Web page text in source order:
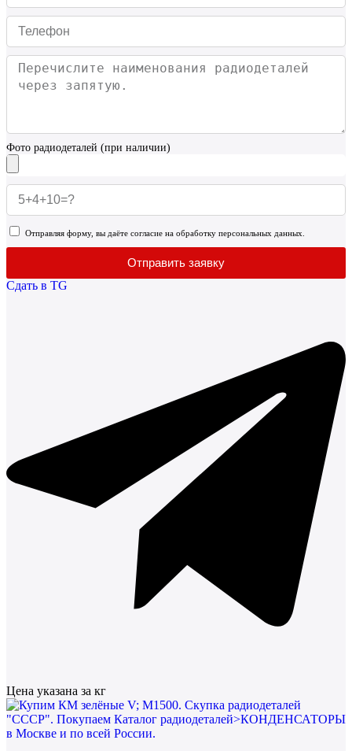
Фото радиодеталей (при наличии)
Отправляя форму, вы даёте согласие на обработку персональных данных.
Отправить заявку
Сдать в TG
Цена указана за кг